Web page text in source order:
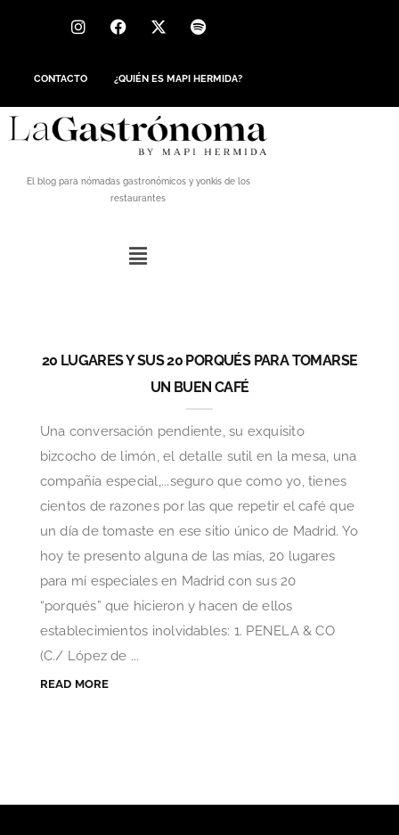
CONTACTO ¿QUIÉN ES MAPI HERMIDA?
El blog para nómadas gastronómicos y yonkis de los
restaurantes
20 LUGARES Y SUS 20 PORQUÉS PARA TOMARSE
UN BUEN CAFÉ
Una conversación pendiente, su exquisito
bizcocho de limón, el detalle sutil en la mesa, una
compañía especial,...seguro que como yo, tienes
cientos de razones por las que repetir el café que
un día de tomaste en ese sitio único de Madrid. Yo
hoy te presento alguna de las mías, 20 lugares
para mí especiales en Madrid con sus 20
“porqués” que hicieron y hacen de ellos
establecimientos inolvidables: 1. PENELA & CO
(C./ López de ...
READ MORE